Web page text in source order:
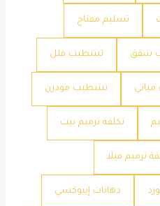
تسليم مفتاح
شقق تشطيب فلل
تشطيب مودرن
تكلفة ترميم بيت
ترميم فيلا
دهانات إيبوكسي